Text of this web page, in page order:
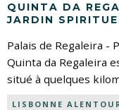
QUINTA DA
JARDIN
Palais de Regaleira -
Quinta da Regaleira
situé à quelques
LISBONNE